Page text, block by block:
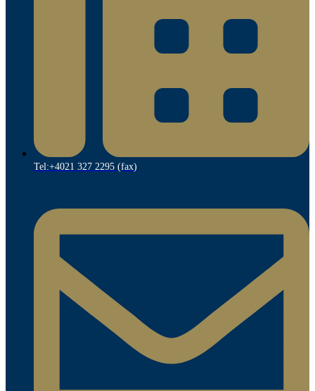
Tel:+4021 327 2295 (fax)